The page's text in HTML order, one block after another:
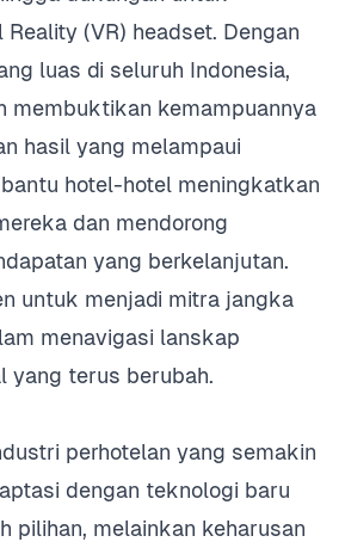
(VR) headset. Dengan
luas di seluruh Indonesia,
membuktikan kemampuannya
hasil yang melampaui
hotel-hotel meningkatkan
dan mendorong
yang berkelanjutan.
untuk menjadi mitra jangka
menavigasi lanskap
yang terus berubah.
perhotelan yang semakin
dengan teknologi baru
pilihan, melainkan keharusan